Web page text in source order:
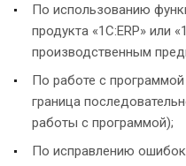
По использованию
продукта «1С:ERP» или
производственным
По работе с
граница
работы с программой);
По исправлению ошибок